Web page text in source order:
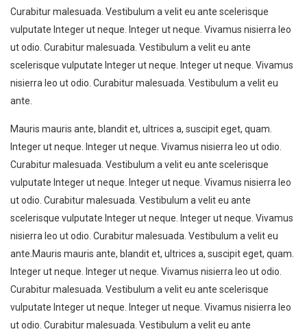
Curabitur malesuada. Vestibulum a velit eu ante scelerisque
vulputate Integer ut neque. Integer ut neque. Vivamus nisierra leo
ut odio. Curabitur malesuada. Vestibulum a velit eu ante
scelerisque vulputate Integer ut neque. Integer ut neque. Vivamus
nisierra leo ut odio. Curabitur malesuada. Vestibulum a velit eu
ante.
Mauris mauris ante, blandit et, ultrices a, suscipit eget, quam.
Integer ut neque. Integer ut neque. Vivamus nisierra leo ut odio.
Curabitur malesuada. Vestibulum a velit eu ante scelerisque
vulputate Integer ut neque. Integer ut neque. Vivamus nisierra leo
ut odio. Curabitur malesuada. Vestibulum a velit eu ante
scelerisque vulputate Integer ut neque. Integer ut neque. Vivamus
nisierra leo ut odio. Curabitur malesuada. Vestibulum a velit eu
ante.Mauris mauris ante, blandit et, ultrices a, suscipit eget, quam.
Integer ut neque. Integer ut neque. Vivamus nisierra leo ut odio.
Curabitur malesuada. Vestibulum a velit eu ante scelerisque
vulputate Integer ut neque. Integer ut neque. Vivamus nisierra leo
ut odio. Curabitur malesuada. Vestibulum a velit eu ante